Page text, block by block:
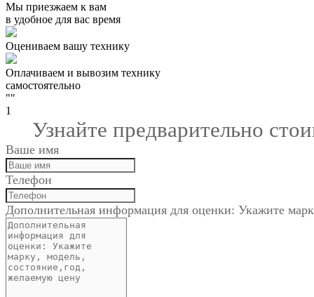
Мы приезжаем к вам
в удобное для вас время
Оцениваем вашу технику
Оплачиваем и вывозим технику
самостоятельно
""
1
Узнайте предварительно
Ваше имя
Телефон
Дополнительная информация для оценки: Укажите